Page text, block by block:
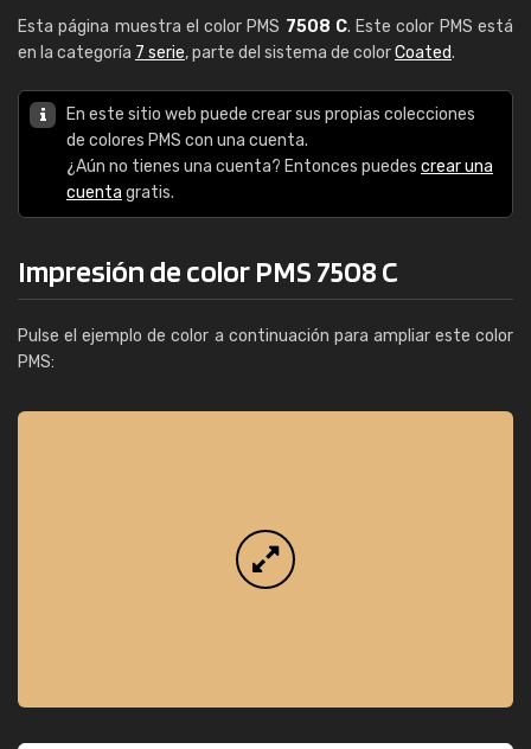
Esta página muestra el color PMS 7508 C. Este color PMS está
en la categoría 7 serie, parte del sistema de colorCoated.
En este sitio web puede crear sus propias colecciones
de colores PMS con una cuenta.
¿Aún no tienes una cuenta? Entonces puedes crear una
cuenta gratis.
Impresión de color PMS 7508 C
Pulse el ejemplo de color a continuación para ampliar este color
PMS: